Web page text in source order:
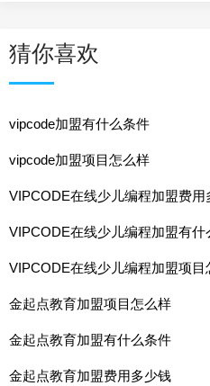
猜你喜欢
vipcode加盟有什么条件
vipcode加盟项目怎么样
VIPCODE在线少儿编程加盟费用
VIPCODE在线少儿编程加盟有什
VIPCODE在线少儿编程加盟项目
金起点教育加盟项目怎么样
金起点教育加盟有什么条件
金起点教育加盟费用多少钱